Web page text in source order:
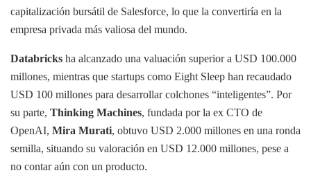
capitalización bursátil de Salesforce, lo que la convertiría en la
empresa privada más valiosa del mundo.
Databricks ha alcanzado una valuación superior a USD 100.000
millones, mientras que startups como Eight Sleep han recaudado
USD 100 millones para desarrollar colchones “inteligentes”. Por
su parte, Thinking Machines, fundada por la ex CTO de
OpenAI, Mira Murati, obtuvo USD 2.000 millones en una ronda
semilla, situando su valoración en USD 12.000 millones, pese a
no contar aún con un producto.